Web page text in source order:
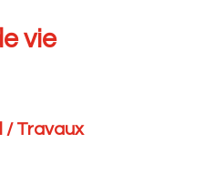
vie
/ Travaux